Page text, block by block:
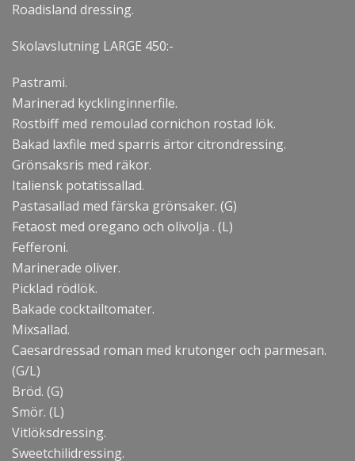
Roadisland dressing.
Skolavslutning LARGE 450:-
Pastrami.
Marinerad kycklinginnerfile.
Rostbiff med remoulad cornichon rostad lök.
Bakad laxfile med sparris ärtor citrondressing.
Grönsaksris med räkor.
Italiensk potatissallad.
Pastasallad med färska grönsaker. (G)
Fetaost med oregano och olivolja . (L)
Fefferoni.
Marinerade oliver.
Picklad rödlök.
Bakade cocktailtomater.
Mixsallad.
Caesardressad roman med krutonger och parmesan.
(G/L)
Bröd. (G)
Smör. (L)
Vitlöksdressing.
Sweetchilidressing.